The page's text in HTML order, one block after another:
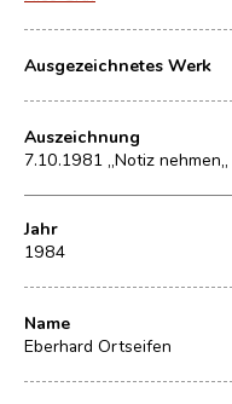
Ausgezeichnetes Werk
Auszeichnung
7.10.1981 „Notiz
Jahr
1984
Name
Eberhard Ortseifen